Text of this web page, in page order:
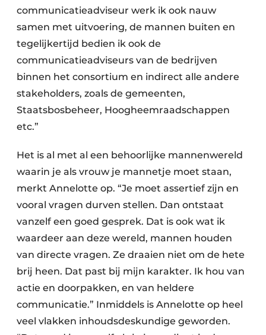
communicatieadviseur werk ik ook nauw
samen met uitvoering, de mannen buiten en
tegelijkertijd bedien ik ook de
communicatieadviseurs van de bedrijven
binnen het consortium en indirect alle andere
stakeholders, zoals de gemeenten,
Staatsbosbeheer, Hoogheemraadschappen
etc.”
Het is al met al een behoorlijke mannenwereld
waarin je als vrouw je mannetje moet staan,
merkt Annelotte op. “Je moet assertief zijn en
vooral vragen durven stellen. Dan ontstaat
vanzelf een goed gesprek. Dat is ook wat ik
waardeer aan deze wereld, mannen houden
van directe vragen. Ze draaien niet om de hete
brij heen. Dat past bij mijn karakter. Ik hou van
actie en doorpakken, en van heldere
communicatie.” Inmiddels is Annelotte op heel
veel vlakken inhoudsdeskundige geworden.